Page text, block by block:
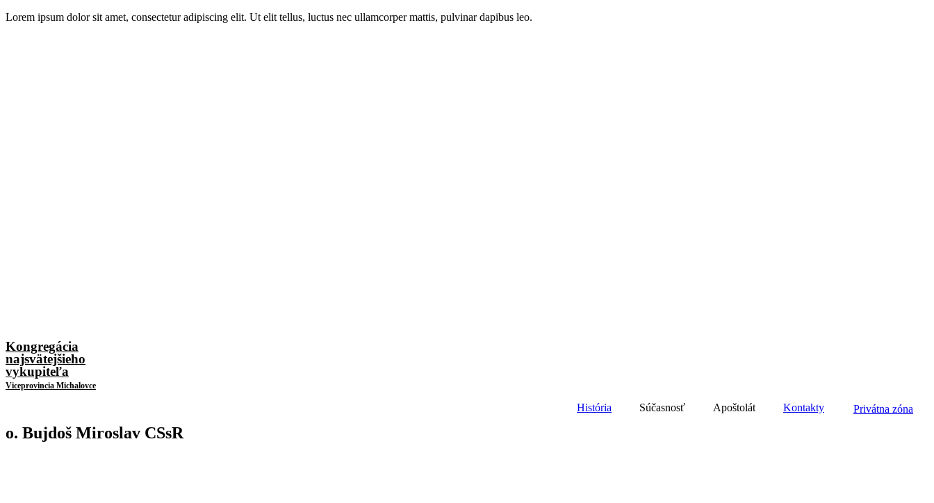
Lorem ipsum dolor sit amet, consectetur adipiscing elit. Ut elit tellus, luctus nec ullamcorper mattis, pulvinar dapibus leo.
Kongregácia
najsvätejšieho
vykupiteľa
Viceprovincia Michalovce
História Súčasnosť Apoštolát Kontakty Privátna zóna
o. Bujdoš Miroslav CSsR